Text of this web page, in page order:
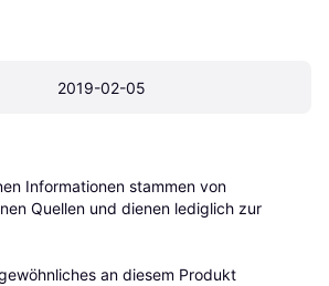
2019-02-05
Informationen stammen von
Quellen und dienen lediglich zur
an diesem Produkt